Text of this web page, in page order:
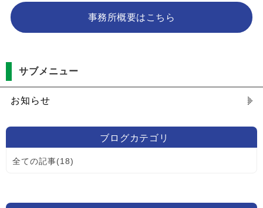
事務所概要はこちら
サブメニュー
お知らせ
ブログカテゴリ
全ての記事(18)